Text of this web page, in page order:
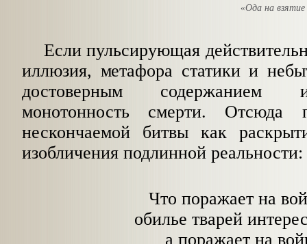
«Ода на
Если пульсирующая
иллюзия, метафора статики и
достоверным содержанием
монотонность смерти. Отсюда
нескончаемой битвы как
изобличения подлинной реальности:
Что поражает на
обилье тварей
а поражает на